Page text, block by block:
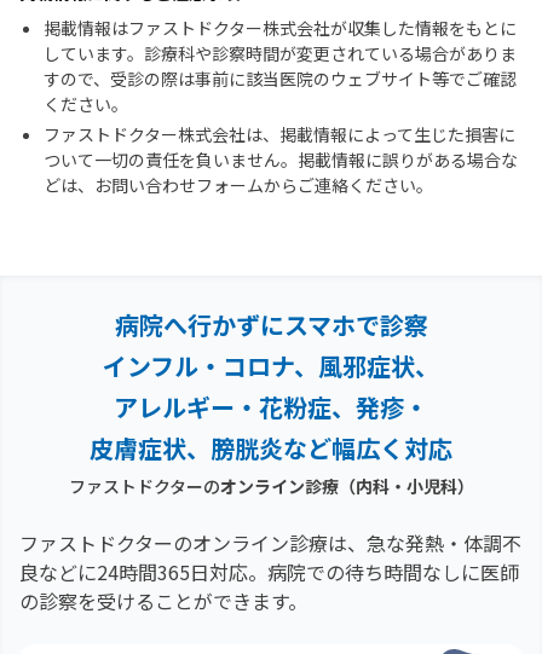
掲載情報はファストドクター株式会社が収集した情報をもとに
しています。診療科や診察時間が変更されている場合がありま
すので、受診の際は事前に該当医院のウェブサイト等でご確認
ください。
ファストドクター株式会社は、掲載情報によって生じた損害に
ついて一切の責任を負いません。掲載情報に誤りがある場合な
どは、お問い合わせフォームからご連絡ください。
病院へ行かずにスマホで診察
インフル・コロナ、風邪症状、
アレルギー・花粉症、 発疹・
皮膚症状、膀胱炎など幅広く対応
ファストドクターのオンライン診療（内科・小児科）
ファストドクターのオンライン診療は、急な発熱・体調不
良などに24時間365日対応。 病院での待ち時間なしに医師
の診察を受けることができます。